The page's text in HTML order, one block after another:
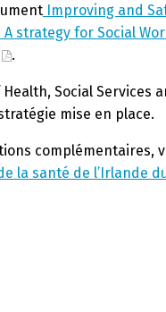
Improving and
A strategy for Social
.
Social Services
mise en place.
complémentaires,
la santé de l’Irlande